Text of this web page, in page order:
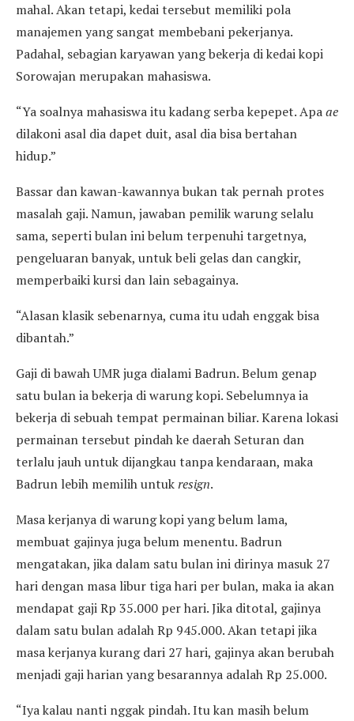
mahal. Akan tetapi, kedai tersebut memiliki pola
manajemen yang sangat membebani pekerjanya.
Padahal, sebagian karyawan yang bekerja di kedai kopi
Sorowajan merupakan mahasiswa.
“Ya soalnya mahasiswa itu kadang serba kepepet. Apaae
dilakoni asal dia dapet duit, asal dia bisa bertahan
hidup.”
Bassar dan kawan-kawannya bukan tak pernah protes
masalah gaji. Namun, jawaban pemilik warung selalu
sama, seperti bulan ini belum terpenuhi targetnya,
pengeluaran banyak, untuk beli gelas dan cangkir,
memperbaiki kursi dan lain sebagainya.
“Alasan klasik sebenarnya, cuma itu udah enggak bisa
dibantah.”
Gaji di bawah UMR juga dialami Badrun. Belum genap
satu bulan ia bekerja di warung kopi. Sebelumnya ia
bekerja di sebuah tempat permainan biliar. Karena lokasi
permainan tersebut pindah ke daerah Seturan dan
terlalu jauh untuk dijangkau tanpa kendaraan, maka
Badrun lebih memilih untukresign.
Masa kerjanya di warung kopi yang belum lama,
membuat gajinya juga belum menentu. Badrun
mengatakan, jika dalam satu bulan ini dirinya masuk 27
hari dengan masa libur tiga hari per bulan, maka ia akan
mendapat gaji Rp 35.000 per hari. Jika ditotal, gajinya
dalam satu bulan adalah Rp 945.000. Akan tetapi jika
masa kerjanya kurang dari 27 hari, gajinya akan berubah
menjadi gaji harian yang besarannya adalah Rp 25.000.
“Iya kalau nanti nggak pindah. Itu kan masih belum